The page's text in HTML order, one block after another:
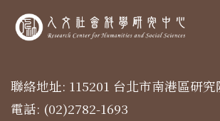
聯絡地址: 115201 台北市南港區研
電話: (02)2782-1693